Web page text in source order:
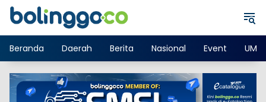
Langsung
Beranda
Daerah Berita Nasional Event